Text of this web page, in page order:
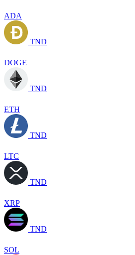
ADA
TND
DOGE
TND
ETH
TND
LTC
TND
XRP
TND
SOL